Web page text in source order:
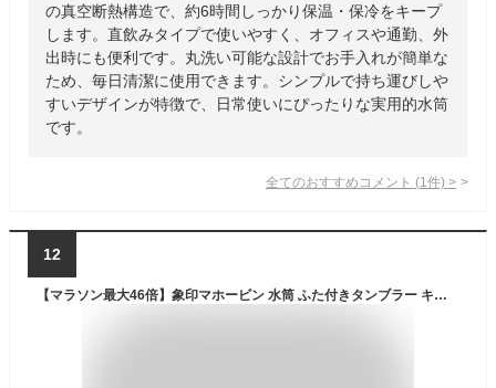
の真空断熱構造で、約6時間しっかり保温・保冷をキープ
します。直飲みタイプで使いやすく、オフィスや通勤、外
出時にも便利です。丸洗い可能な設計でお手入れが簡単な
ため、毎日清潔に使用できます。シンプルで持ち運びしや
すいデザインが特徴で、日常使いにぴったりな実用的水筒
です。
全てのおすすめコメント (1 件) >
12
【マラソン最大46倍】象印マホービン 水筒 ふた付きタンブラー キャリータンブラー 持ち運び可能 シームレスせん フリップタイプ 300ml シナモンベージュ ふたと